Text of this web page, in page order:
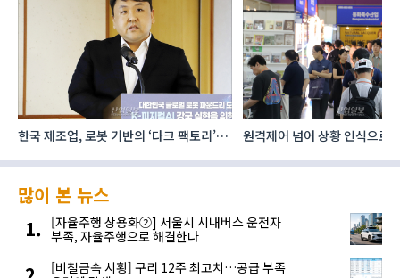
한국 제조업, 로봇 기반의 ‘다크 팩토리’로
원격제어 넘어 상황 인식으로,
많이 본 뉴스
[자율주행 상용화②] 서울시 시내버스 운전자
부족, 자율주행으로 해결한다
[비철금속 시황] 구리 12주 최고치…공급 부족